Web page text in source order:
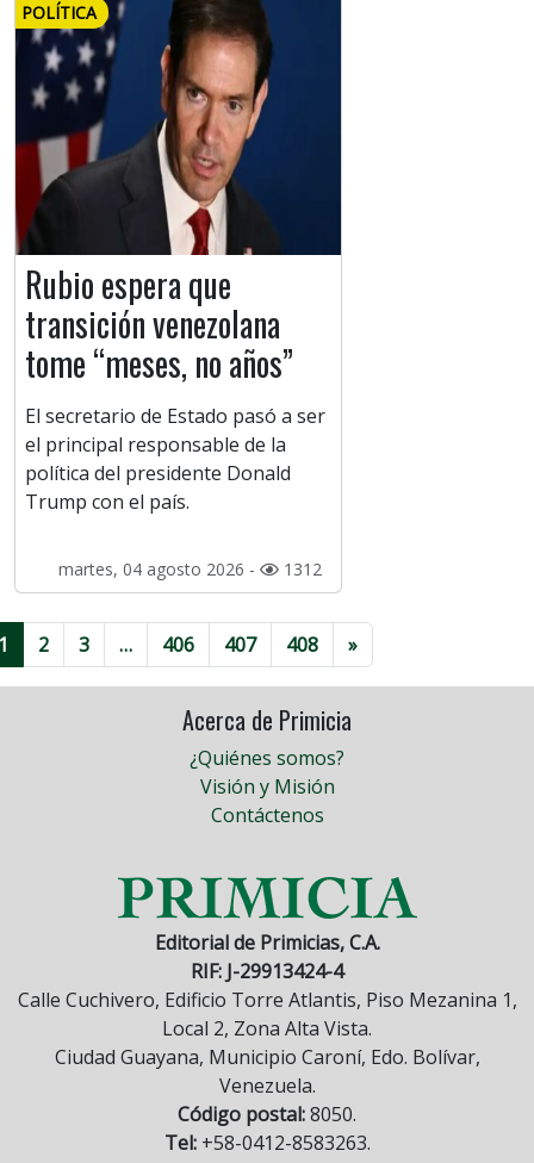
POLÍTICA
Rubio espera que
transición venezolana
tome “meses, no años”
El secretario de Estado pasó a ser
el principal responsable de la
política del presidente Donald
Trump con el país.
martes, 04 agosto 2026 - 1312
2 3 … 406 407 408 »
Acerca de Primicia
¿Quiénes somos?
Visión y Misión
Contáctenos
Editorial de Primicias, C.A.
RIF: J-29913424-4
Calle Cuchivero, Edificio Torre Atlantis, Piso Mezanina 1,
Local 2, Zona Alta Vista.
Ciudad Guayana, Municipio Caroní, Edo. Bolívar,
Venezuela.
Código postal:8050.
Tel:+58-0412-8583263.